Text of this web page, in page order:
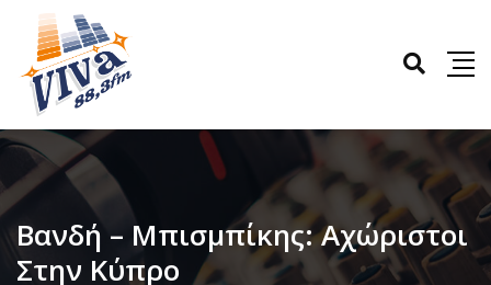
Βανδή – Μπισμπίκης: Αχώριστοι
Στην Κύπρο